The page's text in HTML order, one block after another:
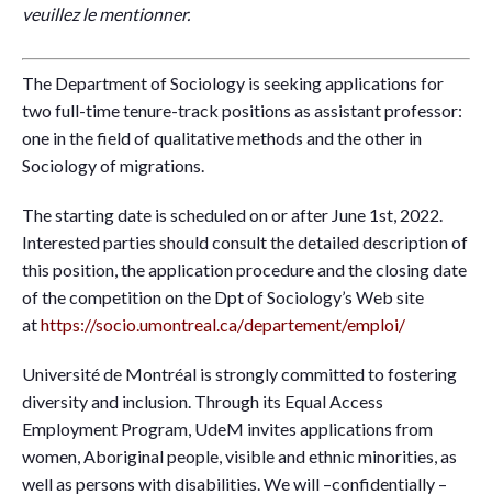
veuillez le mentionner.
The Department of Sociology is seeking applications for
two full-time tenure-track positions as assistant professor:
one in the field of qualitative methods and the other in
Sociology of migrations.
The starting date is scheduled on or after June 1st, 2022.
Interested parties should consult the detailed description of
this position, the application procedure and the closing date
of the competition on the Dpt of Sociology’s Web site
athttps://socio.umontreal.ca/departement/emploi/
Université de Montréal is strongly committed to fostering
diversity and inclusion. Through its Equal Access
Employment Program, UdeM invites applications from
women, Aboriginal people, visible and ethnic minorities, as
well as persons with disabilities. We will –confidentially –